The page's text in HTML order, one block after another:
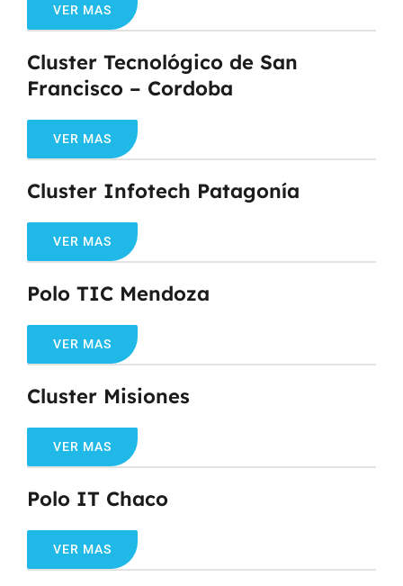
VER MAS
Cluster Tecnológico de San
Francisco – Cordoba
VER MAS
Cluster Infotech Patagonía
VER MAS
Polo TIC Mendoza
VER MAS
Cluster Misiones
VER MAS
Polo IT Chaco
VER MAS